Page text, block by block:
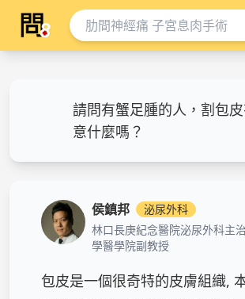
請問有蟹足腫的人，割包
意什麼嗎？
侯鎮邦
泌尿外科
林口長庚紀念醫院泌尿外科主
學醫學院副教授
包皮是一個很奇特的皮膚組織,